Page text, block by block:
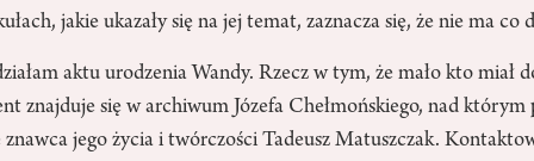
jakie ukazały się na jej temat, zaznacza się, że nie ma co
aktu urodzenia Wandy. Rzecz w tym, że mało kto miał
znajduje się w archiwum Józefa Chełmońskiego, nad którym
znawca jego życia i twórczości Tadeusz Matuszczak.